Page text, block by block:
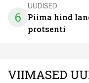
6
UUDISED
Piima hind
protsenti
VIIMASED